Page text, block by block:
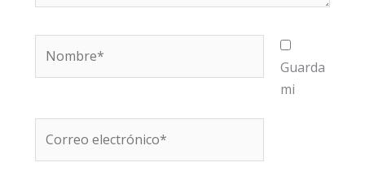
electrónico*
Guarda
mi